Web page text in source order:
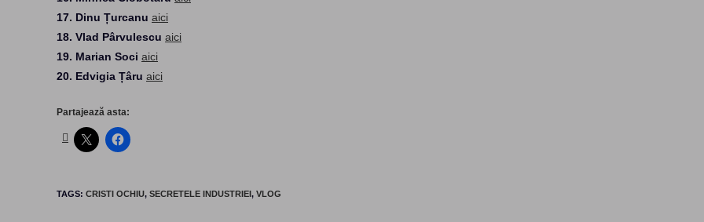
17. Dinu Țurcanu aici
18. Vlad Pârvulescu aici
19. Marian Soci aici
20. Edvigia Țâru aici
Partajează asta:
TAGS: CRISTI OCHIU, SECRETELE INDUSTRIEI, VLOG